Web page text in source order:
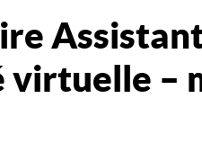
virtuelle –